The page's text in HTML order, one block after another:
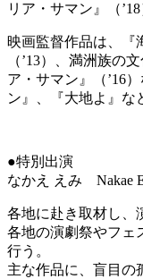
リア・サマン』（’18
映画監督作品は、『
（’13）
満洲族の
ア・サマン』（’16
ン』、『大地よ』な
●特別出演
なかえ
えみ Nakae
各地に赴き取材し、
各地の演劇祭やフェ
行う。
主な作品に、盲目の